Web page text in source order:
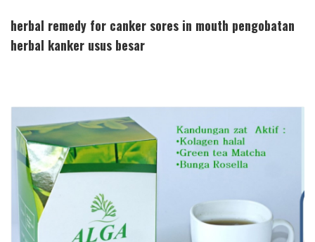
herbal remedy for canker sores in mouth pengobatan
herbal kanker usus besar